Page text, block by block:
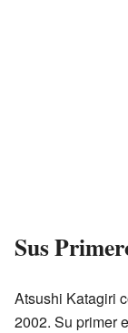
Sus
Atsushi Katagiri
2002. Su primer